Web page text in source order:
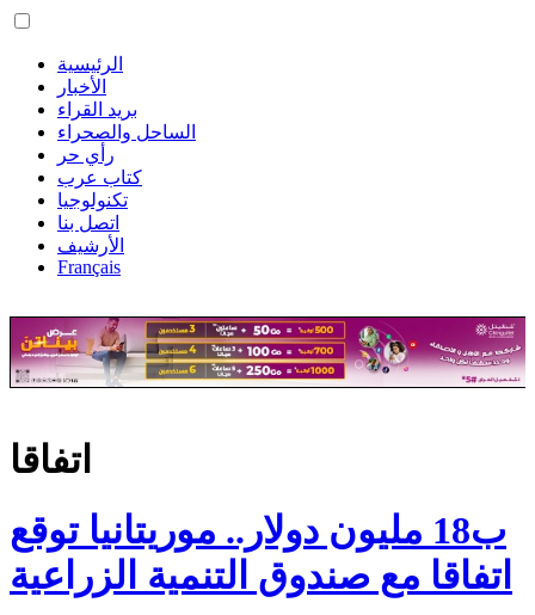
الرئيسية
الأخبار
بريد القراء
الساحل والصحراء
رأي حر
كتاب عرب
تكنولوجيا
اتصل بنا
الأرشيف
Français
اتفاقا
ب18 مليون دولار.. موريتانيا توقع
اتفاقا مع صندوق التنمية الزراعية